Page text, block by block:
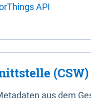
API
(CSW)
aus dem